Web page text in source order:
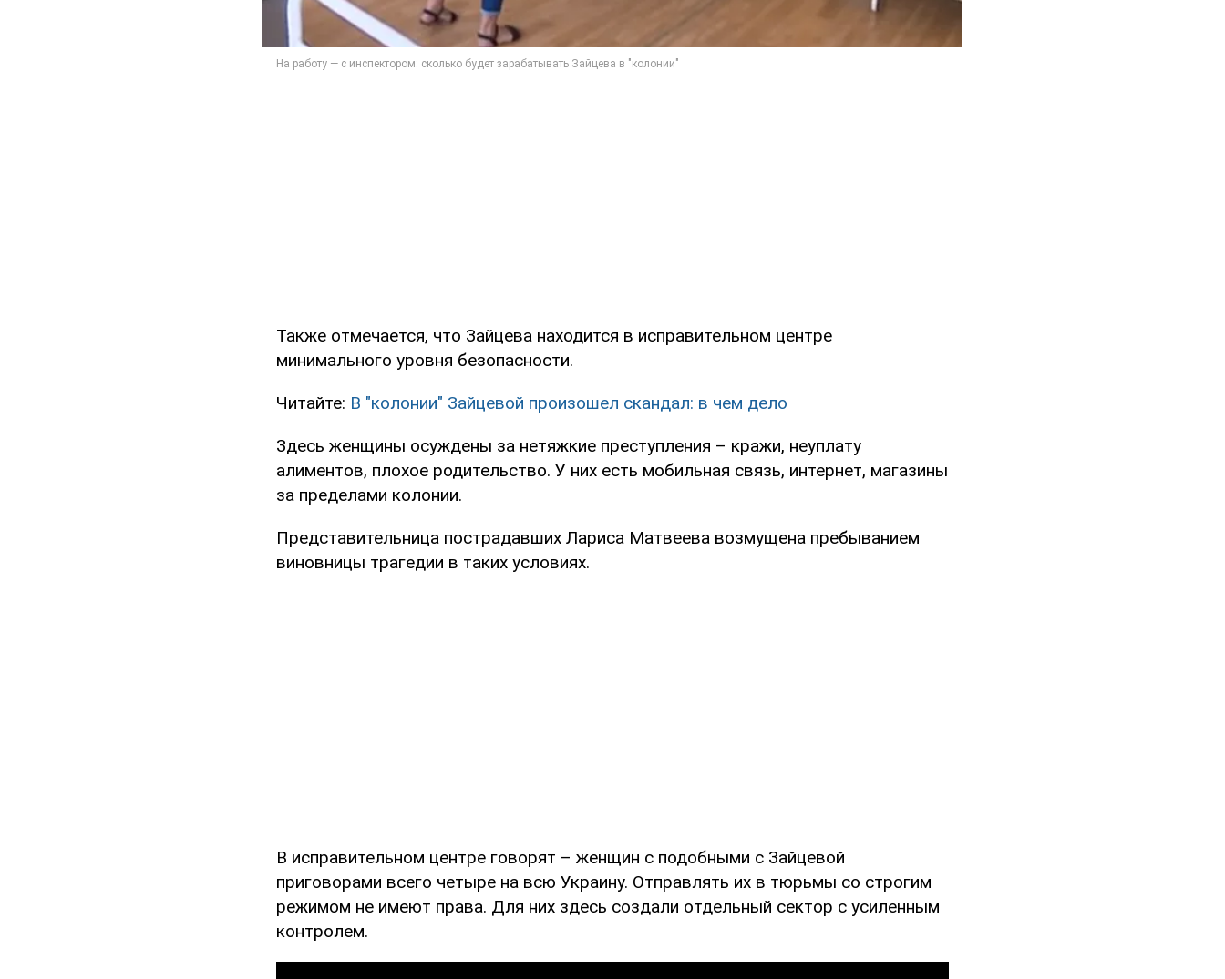
Также отмечается, что Зайцева находится в исправительном центре
минимального уровня безопасности.
Читайте: В "колонии" Зайцевой произошел скандал: в чем дело
Здесь женщины осуждены за нетяжкие преступления – кражи, неуплату
алиментов, плохое родительство. У них есть мобильная связь, интернет, магазины
за пределами колонии.
Представительница пострадавших Лариса Матвеева возмущена пребыванием
виновницы трагедии в таких условиях.
В исправительном центре говорят – женщин с подобными с Зайцевой
приговорами всего четыре на всю Украину. Отправлять их в тюрьмы со строгим
режимом не имеют права. Для них здесь создали отдельный сектор с усиленным
контролем.